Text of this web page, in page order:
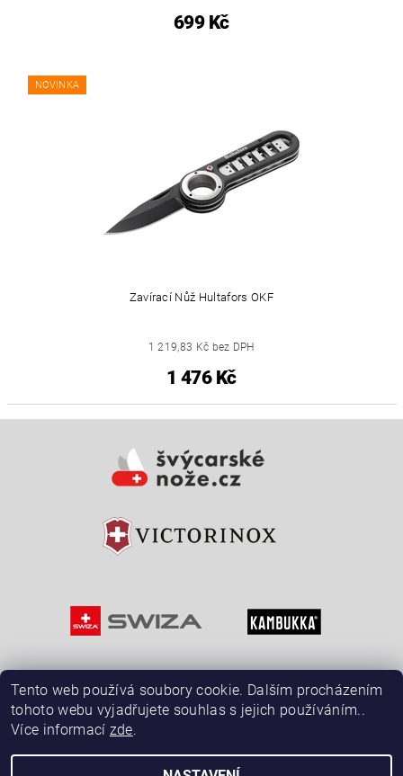
699 Kč
NOVINKA
Zavírací Nůž Hultafors OKF
1 219,83 Kč bez DPH
1 476 Kč
Tento web používá soubory cookie. Dalším procházením
tohoto webu vyjadřujete souhlas s jejich používáním..
Více informací zde.